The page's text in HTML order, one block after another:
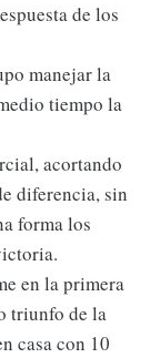
de los
manejar la
tiempo la
acortando
diferencia, sin
forma los
en la primera
triunfo de la
casa con 10